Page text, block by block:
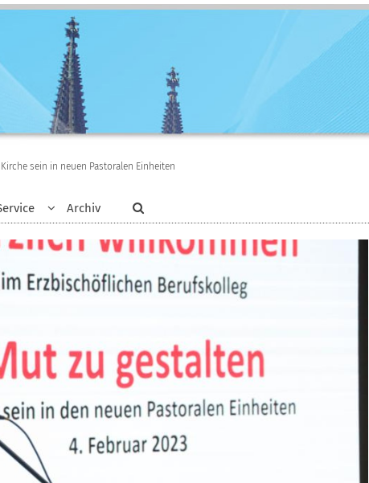
Archiv
sein in neuen Pastoralen Einheiten